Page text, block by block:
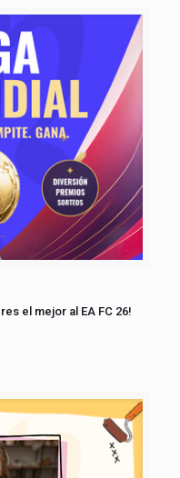
el mejor al EA FC 26!